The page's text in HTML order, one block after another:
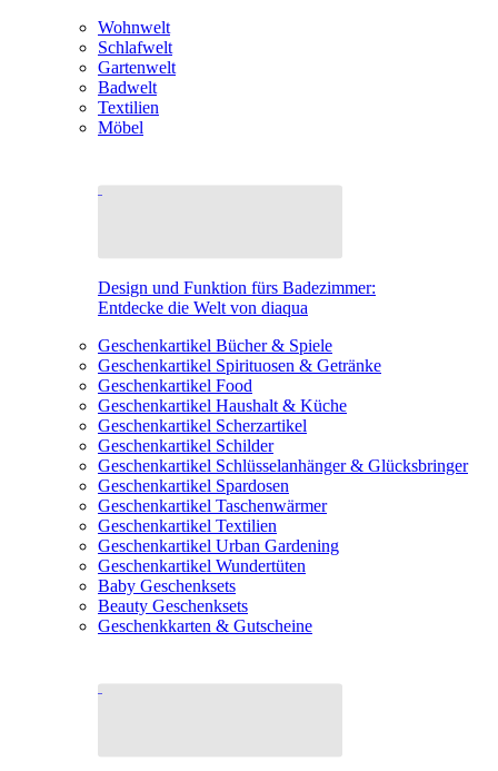
Wohnwelt
Schlafwelt
Gartenwelt
Badwelt
Textilien
Möbel
Design und Funktion fürs Badezimmer:
Entdecke die Welt von diaqua
Geschenkartikel Bücher & Spiele
Geschenkartikel Spirituosen & Getränke
Geschenkartikel Food
Geschenkartikel Haushalt & Küche
Geschenkartikel Scherzartikel
Geschenkartikel Schilder
Geschenkartikel Schlüsselanhänger & Glücksbringer
Geschenkartikel Spardosen
Geschenkartikel Taschenwärmer
Geschenkartikel Textilien
Geschenkartikel Urban Gardening
Geschenkartikel Wundertüten
Baby Geschenksets
Beauty Geschenksets
Geschenkkarten & Gutscheine